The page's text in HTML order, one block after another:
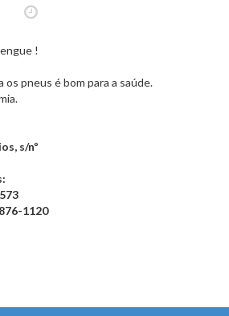
!
pneus é bom para a saúde.
s/nº
1120